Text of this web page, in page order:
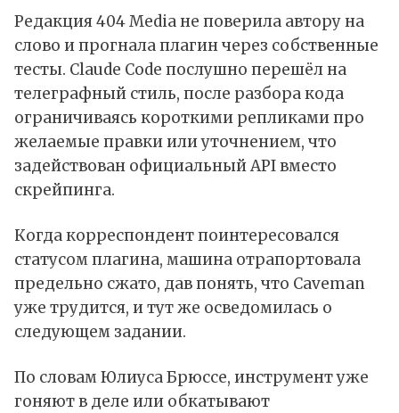
Редакция 404 Media не поверила автору на
слово и прогнала плагин через собственные
тесты. Claude Code послушно перешёл на
телеграфный стиль, после разбора кода
ограничиваясь короткими репликами про
желаемые правки или уточнением, что
задействован официальный API вместо
скрейпинга.
Когда корреспондент поинтересовался
статусом плагина, машина отрапортовала
предельно сжато, дав понять, что Caveman
уже трудится, и тут же осведомилась о
следующем задании.
По словам Юлиуса Брюссе, инструмент уже
гоняют в деле или обкатывают